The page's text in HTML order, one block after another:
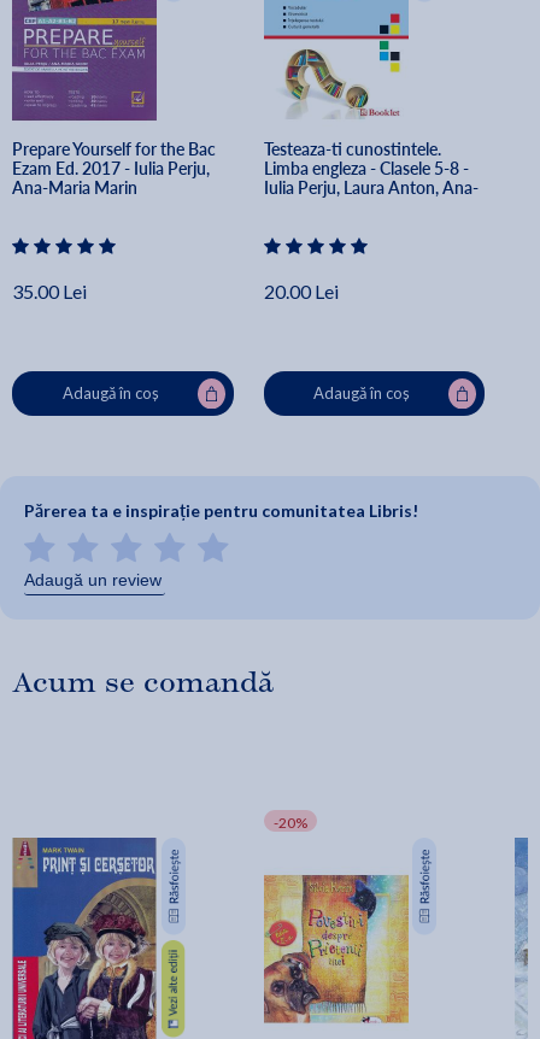
Prepare Yourself for the Bac
Ezam Ed. 2017 - Iulia Perju,
Ana-Maria Marin
35.00 Lei
Adaugă în coș
Testeaza-ti cunostintele.
Limba engleza - Clasele 5-8 -
Iulia Perju, Laura Anton, Ana-
20.00 Lei
Adaugă în coș
Părerea ta e inspirație pentru comunitatea Libris!
Adaugă un review
Acum se comandă
-20%